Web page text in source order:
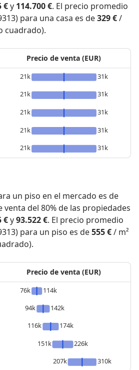
€y 114.700 €. El precio promedio
para una casa es de329 €/
cuadrado).
Precio de venta (EUR)
21k
31k
21k
31k
21k
31k
21k
31k
21k
31k
un piso en el mercado es de
venta del 80% de las propiedades
€y93.522 €. El precio promedio
para un piso es de555 €/ m²
Precio de venta (EUR)
76k
114k
94k
142k
116k
174k
151k
226k
207k
310k